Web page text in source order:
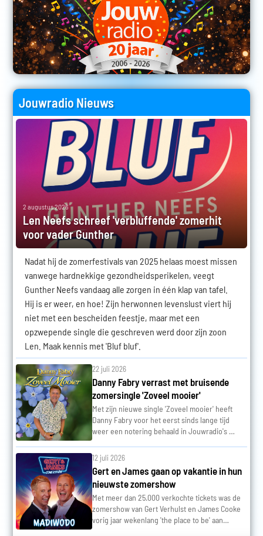
Jouwradio Nieuws
2 augustus 2026
Len Neefs schreef 'verbluffende' zomerhit
voor vader Gunther
Nadat hij de zomerfestivals van 2025 helaas moest missen
vanwege hardnekkige gezondheidsperikelen, veegt
Gunther Neefs vandaag alle zorgen in één klap van tafel.
Hij is er weer, en hoe! Zijn herwonnen levenslust viert hij
niet met een bescheiden feestje, maar met een
opzwepende single die geschreven werd door zijn zoon
Len. Maak kennis met 'Bluf bluf'.
22 juli 2026
Danny Fabry verrast met bruisende
zomersingle 'Zoveel mooier'
Met zijn nieuwe single 'Zoveel mooier' heeft
Danny Fabry voor het eerst sinds lange tijd
weer een notering behaald in Jouwradio's …
12 juli 2026
Gert en James gaan op vakantie in hun
nieuwste zomershow
Met meer dan 25.000 verkochte tickets was de
zomershow van Gert Verhulst en James Cooke
vorig jaar wekenlang 'the place to be' aan…